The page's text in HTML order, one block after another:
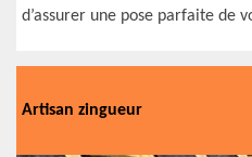
d’assurer une pose parfaite de
Artisan zingueur